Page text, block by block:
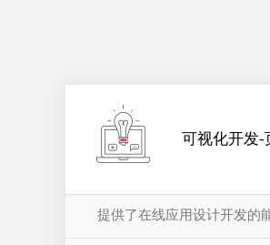
可视化开发-
提供了在线应用设计开发的